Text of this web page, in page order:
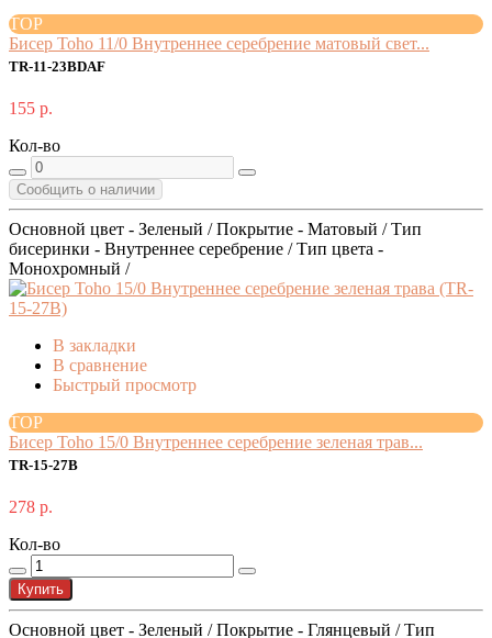
TOP
Бисер Toho 11/0 Внутреннее серебрение матовый свет...
TR-11-23BDAF
155 р.
Кол-во
Сообщить о наличии
Основной цвет - Зеленый / Покрытие - Матовый / Тип
бисеринки - Внутреннее серебрение / Тип цвета -
Монохромный /
В закладки
В сравнение
Быстрый просмотр
TOP
Бисер Toho 15/0 Внутреннее серебрение зеленая трав...
TR-15-27B
278 р.
Кол-во
Купить
Основной цвет - Зеленый / Покрытие - Глянцевый / Тип